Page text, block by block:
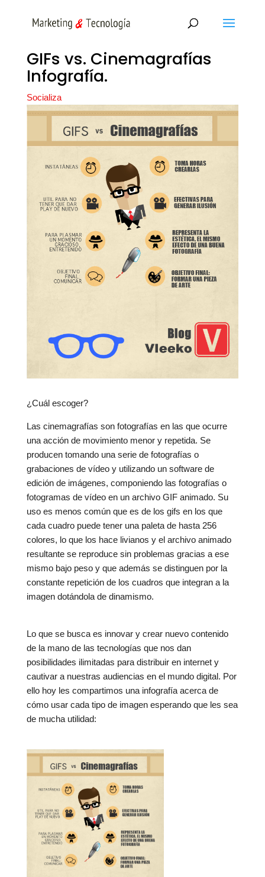
GIFs vs. Cinemagrafías
Infografía.
Socializa
¿Cuál escoger?
Las cinemagrafías son fotografías en las que ocurre
una acción de movimiento menor y repetida. Se
producen tomando una serie de fotografías o
grabaciones de vídeo y utilizando un software de
edición de imágenes, componiendo las fotografías o
fotogramas de vídeo en un archivo GIF animado. Su
uso es menos común que es de los gifs en los que
cada cuadro puede tener una paleta de hasta 256
colores, lo que los hace livianos y el archivo animado
resultante se reproduce sin problemas gracias a ese
mismo bajo peso y que además se distinguen por la
constante repetición de los cuadros que integran a la
imagen dotándola de dinamismo.
Lo que se busca es innovar y crear nuevo contenido
de la mano de las tecnologías que nos dan
posibilidades ilimitadas para distribuir en internet y
cautivar a nuestras audiencias en el mundo digital. Por
ello hoy les compartimos una infografía acerca de
cómo usar cada tipo de imagen esperando que les sea
de mucha utilidad: